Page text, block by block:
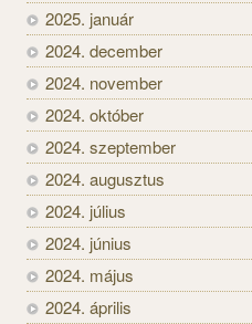
2025. január
2024. december
2024. november
2024. október
2024. szeptember
2024. augusztus
2024. július
2024. június
2024. május
2024. április